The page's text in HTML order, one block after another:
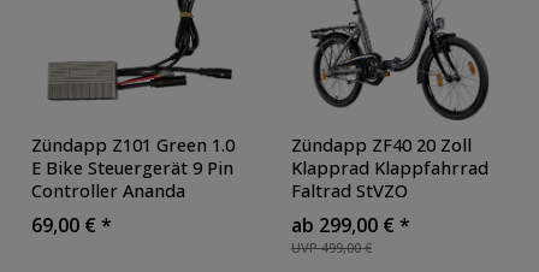
Zündapp Z101 Green 1.0
E Bike Steuergerät 9 Pin
Controller Ananda
Pedelec
69,00 € *
Zündapp ZF40 20 Zoll
Klapprad Klappfahrrad
Faltrad StVZO
Faltfahrrad Erwachsene
Damen Herren tiefer
Einstieg
UVP 499,00 €
ab 299,00 € *